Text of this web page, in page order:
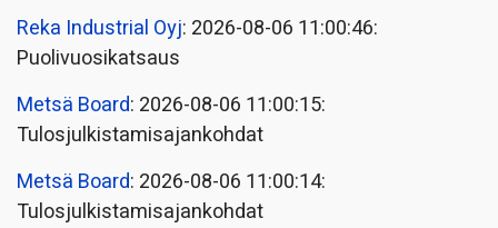
Reka Industrial Oyj: 2026-08-06 11:00:46:
Puolivuosikatsaus
Metsä Board: 2026-08-06 11:00:15:
Tulosjulkistamisajankohdat
Metsä Board: 2026-08-06 11:00:14:
Tulosjulkistamisajankohdat